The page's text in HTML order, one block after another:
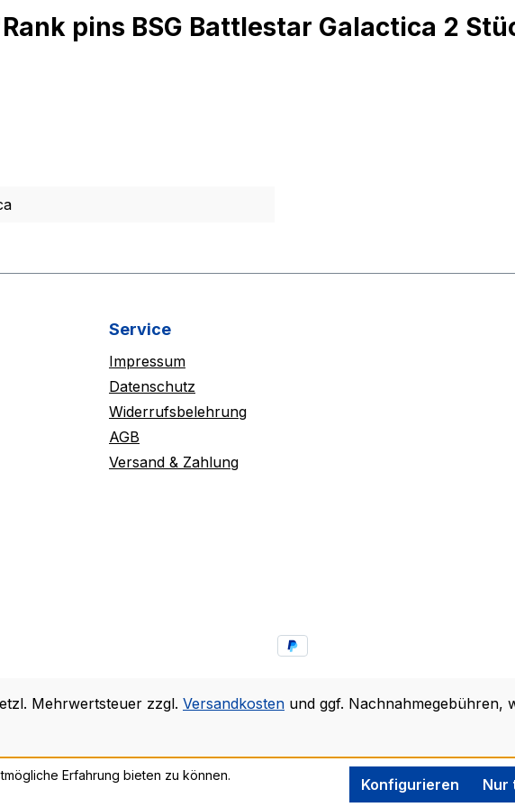
pins BSG Battlestar Galactica 2
Service
Impressum
Datenschutz
Widerrufsbelehrung
AGB
Versand & Zahlung
Mehrwertsteuer zzgl. Versandkosten und ggf. Nachnahmegebühren,
Erfahrung bieten zu können.
Nur
Konfigurieren